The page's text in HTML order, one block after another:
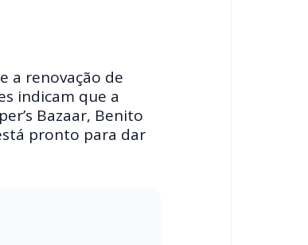
a renovação de
indicam que a
Bazaar, Benito
pronto para dar